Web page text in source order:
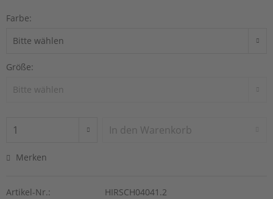
Farbe:
Größe:
In den Warenkorb
Merken
Artikel-Nr.: HIRSCH04041.2